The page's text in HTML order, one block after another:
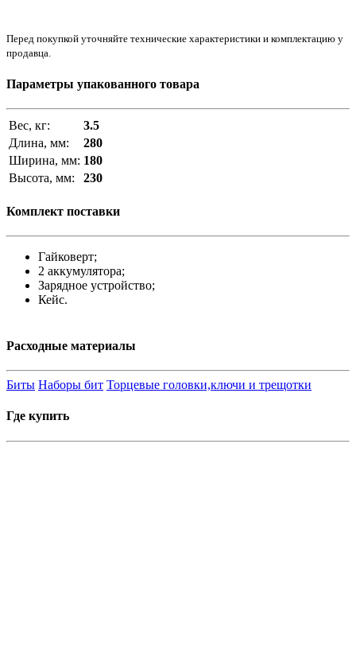
Перед покупкой уточняйте технические характеристики и комплектацию у
продавца.
Параметры упакованного товара
Вес, кг:
3.5
Длина, мм:
280
Ширина, мм: 180
Высота, мм:
230
Комплект поставки
Гайковерт;
2 аккумулятора;
Зарядное устройство;
Кейс.
Расходные материалы
Биты Наборы бит Торцевые головки,ключи и трещотки
Где купить